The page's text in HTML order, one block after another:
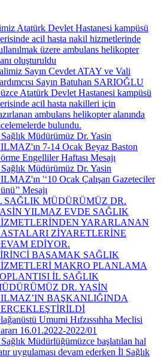
Atatürk Devlet Hastanesi kampüsü
acil hasta nakil hizmetlerinde
üzere ambulans helikopter
oluşturuldu
Sayın Cevdet ATAY ve Vali
Sayın Batuhan SARIOĞLU
Atatürk Devlet Hastanesi kampüsü
acil hasta nakilleri için
ambulans helikopter alanında
bulundu.
Müdürümüz Dr. Yasin
7-14 Ocak Beyaz Baston
Engelliler Haftası Mesajı
Müdürümüz Dr. Yasin
'‘10 Ocak Çalışan Gazeteciler
Mesajı
SAĞLIK MÜDÜRÜMÜZ DR.
YILMAZ EVDE SAĞLIK
YARARLANAN
ZİYARETLERİNE
EDİYOR.
BASAMAK SAĞLIK
MAKRO PLANLAMA
İL SAĞLIK
DR. YASİN
BAŞKANLIĞINDA
Umumi Hıfzıssıhha Meclisi
16.01.2022-2022/01
Müdürlüğümüzce başlatılan hal
uygulaması devam ederken İl Sağlık